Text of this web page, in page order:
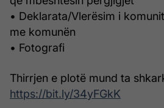
• Deklarata/Vlerësim i
me komunën
• Fotografi
Thirrjen e plotë mund ta
https://bit.ly/34yFGkK